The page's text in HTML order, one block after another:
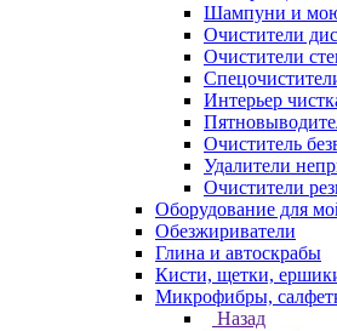
Шампуни и
Очистители
Очистители
Интерьер
Очиститель
Удалители
Очистители
Оборудование для
Обезжириватели
Глина и автоскрабы
Кисти, щетки,
Микрофибры,
Назад